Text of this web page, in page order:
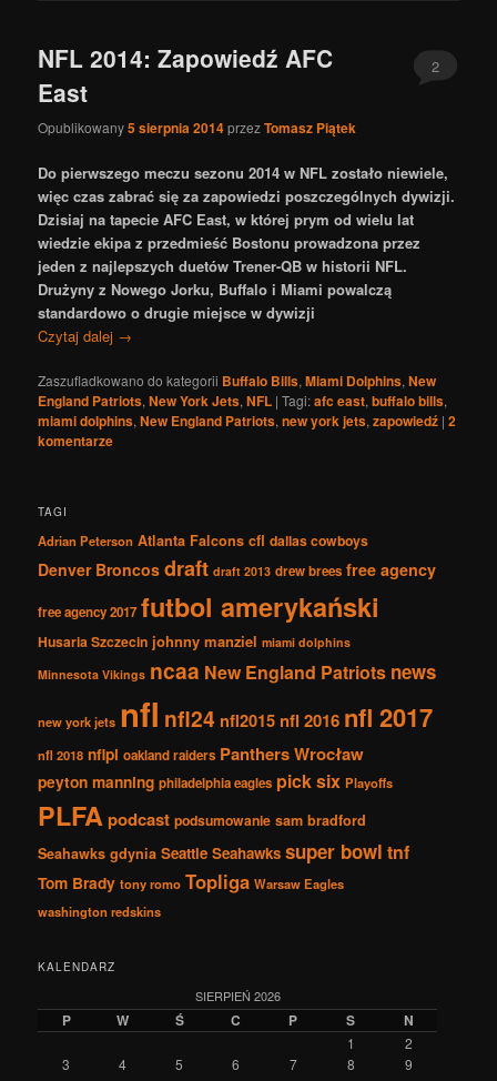
NFL 2014: Zapowiedź AFC
East
Opublikowany5 sierpnia 2014przezTomasz Piątek
2
Do pierwszego meczu sezonu 2014 w NFL zostało niewiele,
więc czas zabrać się za zapowiedzi poszczególnych dywizji.
Dzisiaj na tapecie AFC East, w której prym od wielu lat
wiedzie ekipa z przedmieść Bostonu prowadzona przez
jeden z najlepszych duetów Trener-QB w historii NFL.
Drużyny z Nowego Jorku, Buffalo i Miami powalczą
standardowo o drugie miejsce w dywizji
Czytaj dalej →
Zaszufladkowano do kategorii Buffalo Bills,Miami Dolphins,New
England Patriots,New York Jets,NFL |Tagi:afc east,buffalo bills,
miami dolphins,New England Patriots,new york jets,zapowiedź |2
komentarze
TAGI
Adrian Peterson Atlanta Falcons cfl dallas cowboys
Denver Broncos draft draft 2013 drew brees free agency
free agency 2017 futbol amerykański
Husaria Szczecin johnny manziel miami dolphins
Minnesota Vikings ncaa New England Patriots news
new york jets nfl nfl24 nfl2015 nfl 2016 nfl 2017
nfl 2018 nflpl oakland raiders Panthers Wrocław
peyton manning philadelphia eagles pick six Playoffs
PLFApodcast podsumowanie sam bradford
Seahawks gdynia Seattle Seahawks super bowl tnf
Tom Brady tony romo Topliga Warsaw Eagles
washington redskins
KALENDARZ
SIERPIEŃ 2026
P W Ś C P S N
1
2
3
4 5 6 7 8
9